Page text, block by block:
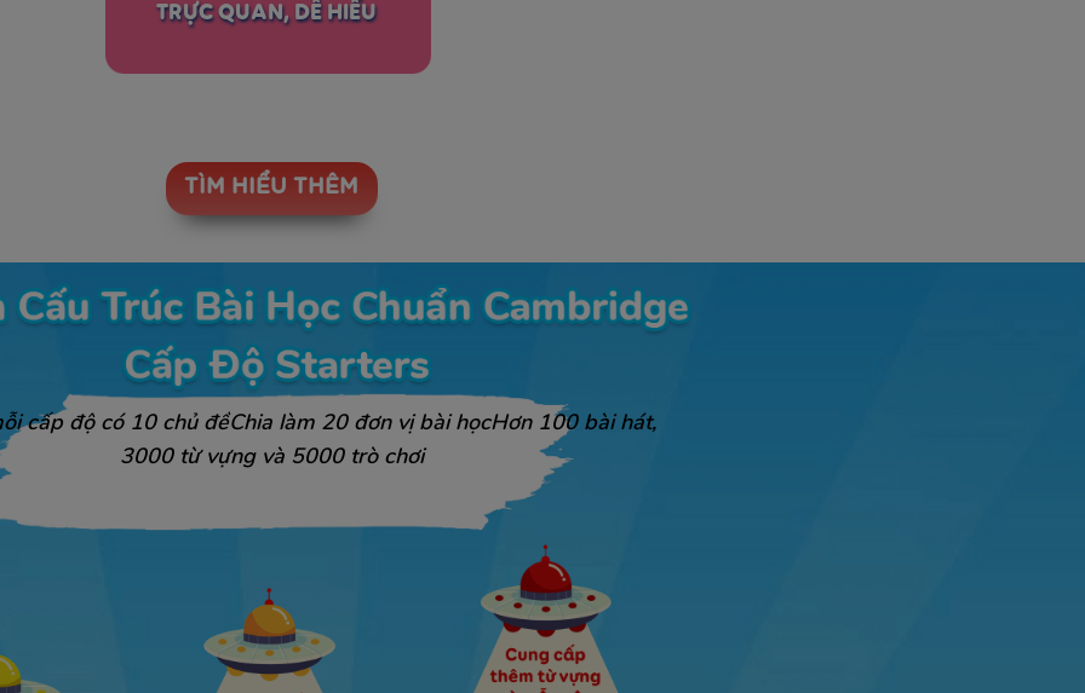
TÌM HIỂU THÊM
TRỰC QUAN, DỄ HIỂU
cấp độ có 10 chủ đềChia làm 20 đơn vị bài họcHơn 100 bài hát,
3000 từ vựng và 5000 trò chơi